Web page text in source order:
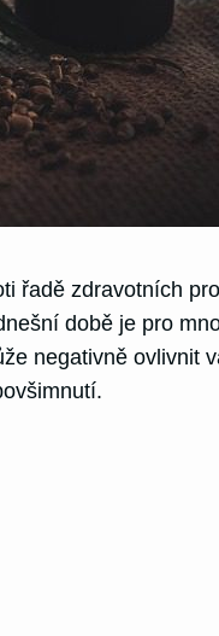
zdravotních
době je pro
negativně ovlivnit